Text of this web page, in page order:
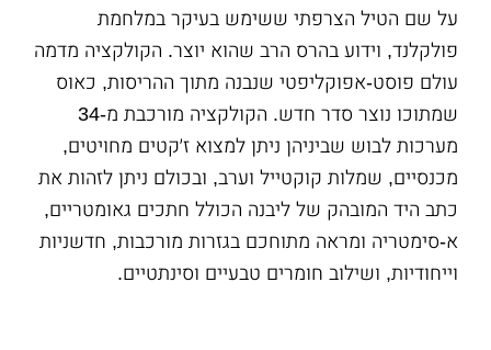
על שם הטיל הצרפתי ששימש בעיקר במלחמת
פולקלנד, וידוע בהרס הרב שהוא יוצר. הקולקציה מדמה
עולם פוסט-אפוקליפטי שנבנה מתוך ההריסות, כאוס
שמתוכו נוצר סדר חדש. הקולקציה מורכבת מ-34
מערכות לבוש שביניהן ניתן למצוא ז׳קטים מחויטים,
מכנסיים, שמלות קוקטייל וערב, ובכולם ניתן לזהות את
כתב היד המובהק של ליבנה הכולל חתכים גאומטריים,
א-סימטריה ומראה מתוחכם בגזרות מורכבות, חדשניות
וייחודיות, ושילוב חומרים טבעיים וסינתטיים.